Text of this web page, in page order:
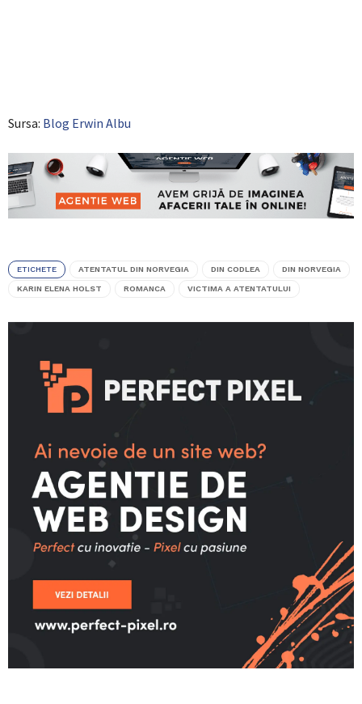
Sursa: Blog Erwin Albu
ETICHETE ATENTATUL DIN NORVEGIA DIN CODLEA DIN NORVEGIA
KARIN ELENA HOLST ROMANCA VICTIMA A ATENTATULUI